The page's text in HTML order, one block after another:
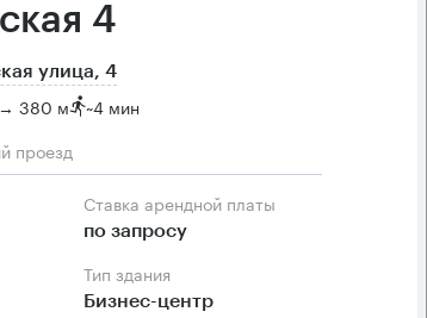
4
улица, 4
→ 380 м ~4 мин
проезд
Ставка арендной платы
по запросу
Тип здания
Бизнес-центр